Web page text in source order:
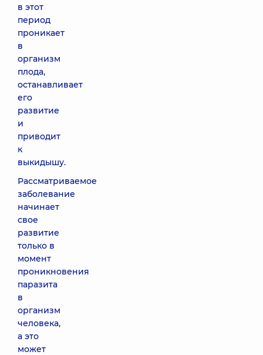
в этот
период
проникает
в
организм
плода,
останавливает
его
развитие
и
приводит
к
выкидышу.
Рассматриваемое
заболевание
начинает
свое
развитие
только в
момент
проникновения
паразита
в
организм
человека,
а это
может